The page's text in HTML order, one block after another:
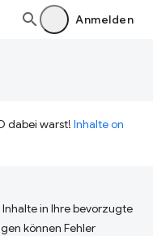
Anmelden
dabei warst! Inhalte on
in Ihre bevorzugte
können Fehler